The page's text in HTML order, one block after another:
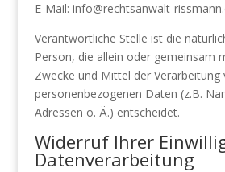
E-Mail: info@rechtsanwalt-
Verantwortliche Stelle ist die
Person, die allein oder gemeinsam
Zwecke und Mittel der Verarbeitung
personenbezogenen Daten (z.B.
Adressen o. Ä.) entscheidet.
Widerruf Ihrer
Datenverarbeitung